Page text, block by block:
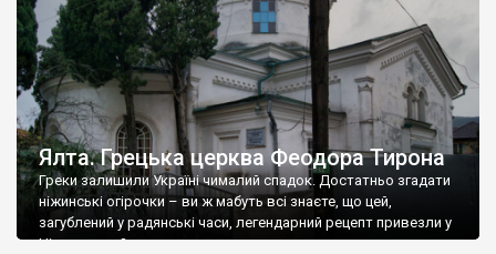
Ялта. Грецька церква Феодора Тирона
Греки залишили Україні чималий спадок. Достатньо згадати
ніжинські огірочки – ви ж мабуть всі знаєте, що цей,
загублений у радянські часи, легендарний рецепт привезли у
Ніжин греки?